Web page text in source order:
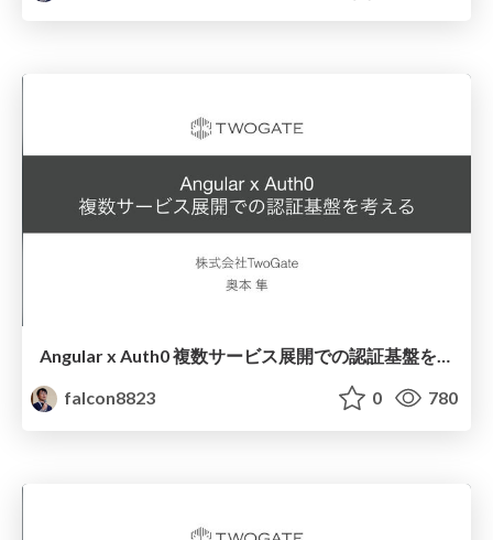
Angular x Auth0 複数サービス展開での認証基盤を考える
falcon8823
0 780